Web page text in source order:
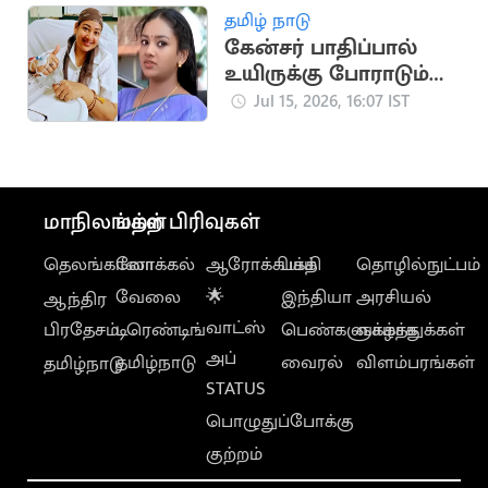
தமிழ் நாடு
கேன்சர் பாதிப்பால்
உயிருக்கு போராடும்
பிரபல நடிகை உமா
Jul 15, 2026, 16:07 IST
மாநிலங்கள்
தெலங்கானா
ஆந்திர
பிரதேசம்
தமிழ்நாடு
மற்ற பிரிவுகள்
லோக்கல்
வேலை
டிரெண்டிங்
தமிழ்நாடு
ஆரோக்கியம்
🌟
வாட்ஸ்
அப்
STATUS
பொழுதுப்போக்கு
குற்றம்
பக்தி
இந்தியா
பெண்களுக்காக
வைரல்
தொழில்நுட்பம்
அரசியல்
வாழ்த்துக்கள்
விளம்பரங்கள்